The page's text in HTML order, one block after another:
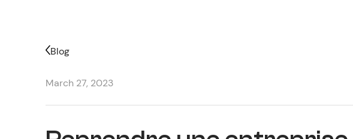
Blog
March 27, 2023